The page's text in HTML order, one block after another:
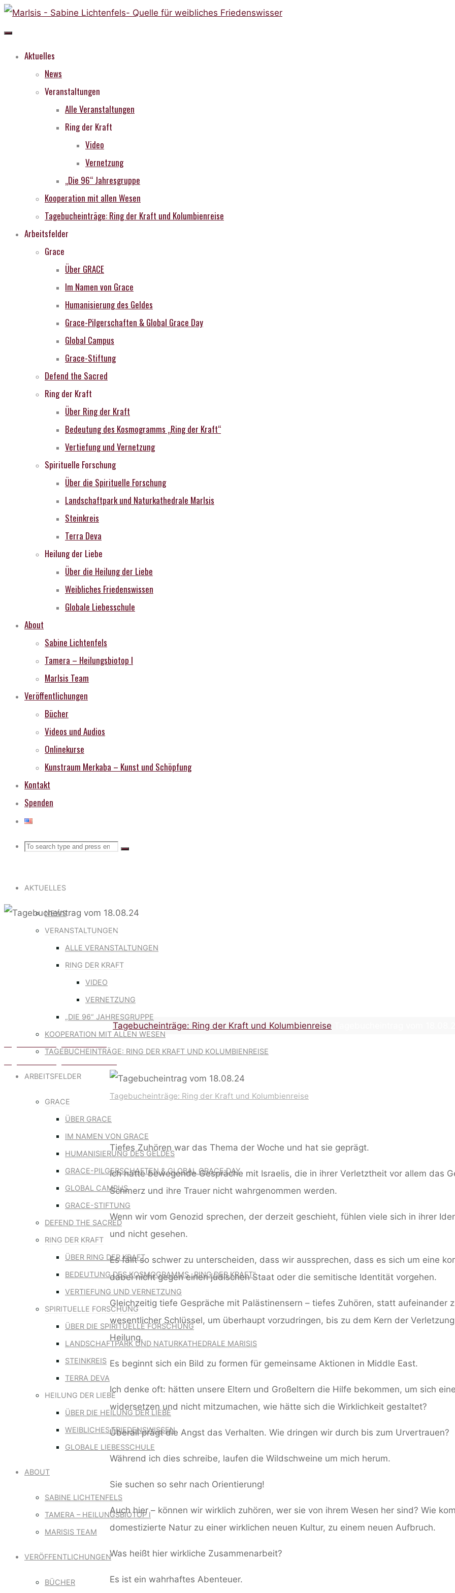
Skip
to
Aktuelles
News
Veranstaltungen
Alle Veranstaltungen
Ring der Kraft
Video
Vernetzung
„Die 96“ Jahresgruppe
Kooperation mit allen Wesen
Tagebucheinträge: Ring der Kraft und Kolumbienreise
Arbeitsfelder
Grace
Über GRACE
Im Namen von Grace
Humanisierung des Geldes
Grace-Pilgerschaften & Global Grace Day
Global Campus
Grace-Stiftung
Defend the Sacred
Ring der Kraft
Über Ring der Kraft
Bedeutung des Kosmogramms „Ring der Kraft“
Vertiefung und Vernetzung
Spirituelle Forschung
Über die Spirituelle Forschung
Landschaftpark und Naturkathedrale MarIsis
Steinkreis
Terra Deva
Heilung der Liebe
Über die Heilung der Liebe
Weibliches Friedenswissen
Globale Liebesschule
About
Sabine Lichtenfels
Tamera – Heilungsbiotop I
MarIsis Team
Veröffentlichungen
Bücher
Videos und Audios
Onlinekurse
Kunstraum Merkaba – Kunst und Schöpfung
Kontakt
Spenden
Search
Search
Search
AKTUELLES
NEWS
VERANSTALTUNGEN
ALLE VERANSTALTUNGEN
RING DER KRAFT
VIDEO
VERNETZUNG
„DIE 96“ JAHRESGRUPPE
KOOPERATION MIT ALLEN WESEN
TAGEBUCHEINTRÄGE: RING DER KRAFT UND KOLUMBIENREISE
ARBEITSFELDER
GRACE
ÜBER GRACE
IM NAMEN VON GRACE
HUMANISIERUNG DES GELDES
GRACE-PILGERSCHAFTEN & GLOBAL GRACE DAY
GLOBAL CAMPUS
GRACE-STIFTUNG
DEFEND THE SACRED
RING DER KRAFT
ÜBER RING DER KRAFT
BEDEUTUNG DES KOSMOGRAMMS „RING DER KRAFT“
VERTIEFUNG UND VERNETZUNG
SPIRITUELLE FORSCHUNG
ÜBER DIE SPIRITUELLE FORSCHUNG
LANDSCHAFTPARK UND NATURKATHEDRALE MARISIS
STEINKREIS
TERRA DEVA
HEILUNG DER LIEBE
ÜBER DIE HEILUNG DER LIEBE
WEIBLICHES FRIEDENSWISSEN
GLOBALE LIEBESSCHULE
ABOUT
SABINE LICHTENFELS
TAMERA – HEILUNGSBIOTOP I
MARISIS TEAM
VERÖFFENTLICHUNGEN
BÜCHER
Tagebucheinträge: Ring der Kraft und Kolumbienreise
Home
Tagebucheinträge: Ring der Kraft und Kolumbienreise
Tagebucheinträge: Ring der Kraft und Kolumbienreise
Tiefes Zuhören war das Thema der Woche und hat sie geprägt.
Ich hatte bewegende Gespräche mit Israelis, die in ihrer Verletztheit vor allem das
Schmerz und ihre Trauer nicht wahrgenommen werden.
Wenn wir vom Genozid sprechen, der derzeit geschieht, fühlen viele sich in ihrer
und nicht gesehen.
Es fällt so schwer zu unterscheiden, dass wir aussprechen, dass es sich um eine
dabei nicht gegen einen jüdischen Staat oder die semitische Identität vorgehen.
Gleichzeitig tiefe Gespräche mit Palästinensern – tiefes Zuhören, statt aufeinander
wesentlicher Schlüssel, um überhaupt vorzudringen, bis zu dem Kern der
Heilung.
Es beginnt sich ein Bild zu formen für gemeinsame Aktionen in Middle East.
Ich denke oft: hätten unsere Eltern und Großeltern die Hilfe bekommen, um sich
widersetzen und nicht mitzumachen, wie hätte sich die Wirklichkeit gestaltet?
Überall prägt die Angst das Verhalten. Wie dringen wir durch bis zum Urvertrauen?
Während ich dies schreibe, laufen die Wildschweine um mich herum.
Sie suchen so sehr nach Orientierung!
Auch hier – können wir wirklich zuhören, wer sie von ihrem Wesen her sind? Wie
domestizierte Natur zu einer wirklichen neuen Kultur, zu einem neuen Aufbruch.
Was heißt hier wirkliche Zusammenarbeit?
Es ist ein wahrhaftes Abenteuer.